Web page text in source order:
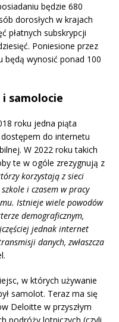
będzie 680
dorosłych w krajach
płatnych subskrypcji
Poniesione przez
będą wynosić ponad 100
samolocie
roku jedna piąta
do internetu
W 2022 roku takich
te w ogóle zrezygnują z
korzystają z sieci
i czasem w pracy
Istnieje wiele powodów
demograficznym,
jednak internet
danych, zwłaszcza
w których używanie
samolot. Teraz ma się
Deloitte w przyszłym